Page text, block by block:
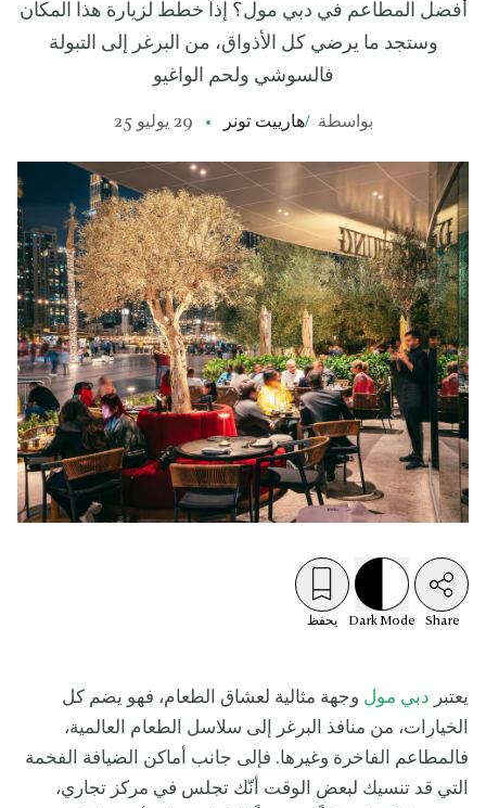
أفضل المطاعم في دبي مول؟ إذاً خطط لزيارة هذا المكان
وستجد ما يرضي كل الأذواق، من البرغر إلى التبولة
فالسوشي ولحم الواغيو
بواسطة /هارييت تونر 29 يوليو 25
Share
Dark Mode يحفظ
يعتبر دبي مول وجهة مثالية لعشاق الطعام، فهو يضم كل
الخيارات، من منافذ البرغر إلى سلاسل الطعام العالمية،
فالمطاعم الفاخرة وغيرها. فإلى جانب أماكن الضيافة الفخمة
التي قد تنسيك لبعض الوقت أنّك تجلس في مركز تجاري،